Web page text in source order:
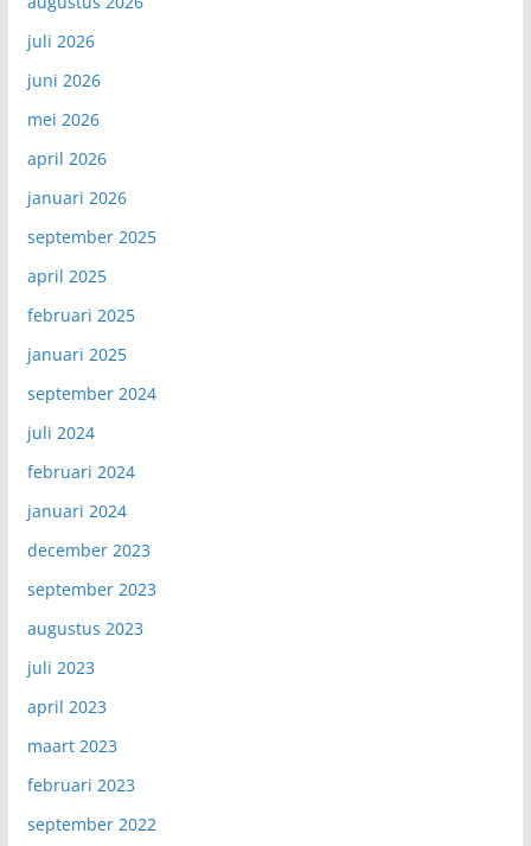
juli 2026
juni 2026
mei 2026
april 2026
januari 2026
september 2025
april 2025
februari 2025
januari 2025
september 2024
juli 2024
februari 2024
januari 2024
december 2023
september 2023
augustus 2023
juli 2023
april 2023
maart 2023
februari 2023
september 2022